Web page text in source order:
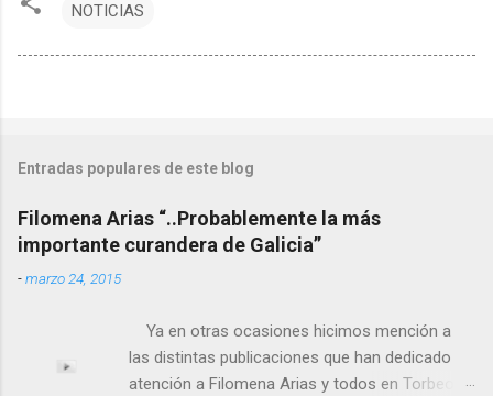
NOTICIAS
Entradas populares de este blog
Filomena Arias “..Probablemente la más
importante curandera de Galicia”
-marzo 24, 2015
Ya en otras ocasiones hicimos mención a
las distintas publicaciones que han dedicado
atención a Filomena Arias y todos en Torbeo